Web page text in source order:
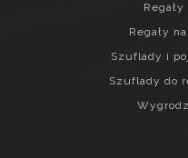
Regały
Szuflady i
Szuflady do